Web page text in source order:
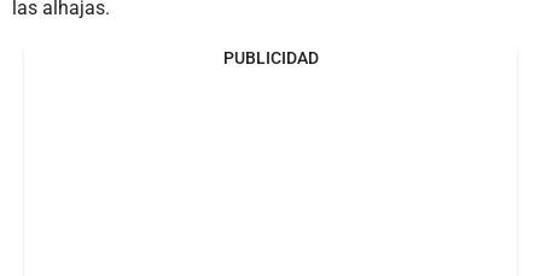
las alhajas.
PUBLICIDAD